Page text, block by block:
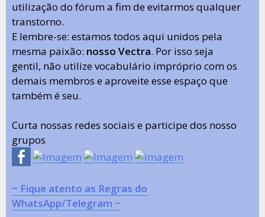
utilização do fórum a fim de evitarmos qualquer
transtorno.
E lembre-se: estamos todos aqui unidos pela
mesma paixão: nosso Vectra. Por isso seja
gentil, não utilize vocabulário impróprio com os
demais membros e aproveite esse espaço que
também é seu.
Curta nossas redes sociais e participe dos nosso
grupos
~ Fique atento as Regras do
WhatsApp/Telegram ~